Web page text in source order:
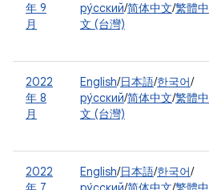
年 9
月
ру́сский/简体中文/繁體中
文 (台灣)
2022
年 8
月
English/日本語/한국어/
ру́сский/简体中文/繁體中
文 (台灣)
2022
English/日本語/한국어/